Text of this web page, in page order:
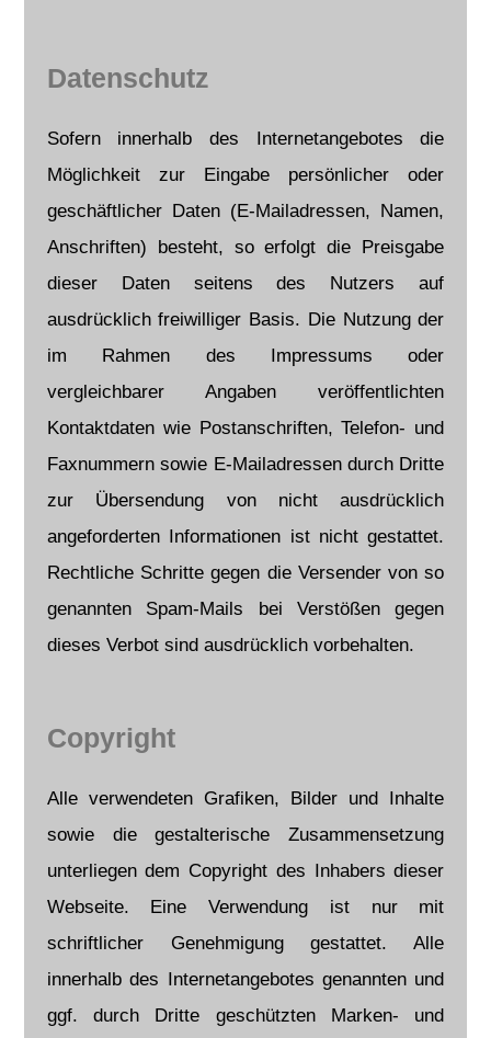
Datenschutz
Sofern innerhalb des Internetangebotes die
Möglichkeit zur Eingabe persönlicher oder
geschäftlicher Daten (E-Mailadressen, Namen,
Anschriften) besteht, so erfolgt die Preisgabe
dieser Daten seitens des Nutzers auf
ausdrücklich freiwilliger Basis. Die Nutzung der
im Rahmen des Impressums oder
vergleichbarer Angaben veröffentlichten
Kontaktdaten wie Postanschriften, Telefon- und
Faxnummern sowie E-Mailadressen durch Dritte
zur Übersendung von nicht ausdrücklich
angeforderten Informationen ist nicht gestattet.
Rechtliche Schritte gegen die Versender von so
genannten Spam-Mails bei Verstößen gegen
dieses Verbot sind ausdrücklich vorbehalten.
Copyright
Alle verwendeten Grafiken, Bilder und Inhalte
sowie die gestalterische Zusammensetzung
unterliegen dem Copyright des Inhabers dieser
Webseite. Eine Verwendung ist nur mit
schriftlicher Genehmigung gestattet. Alle
innerhalb des Internetangebotes genannten und
ggf. durch Dritte geschützten Marken- und